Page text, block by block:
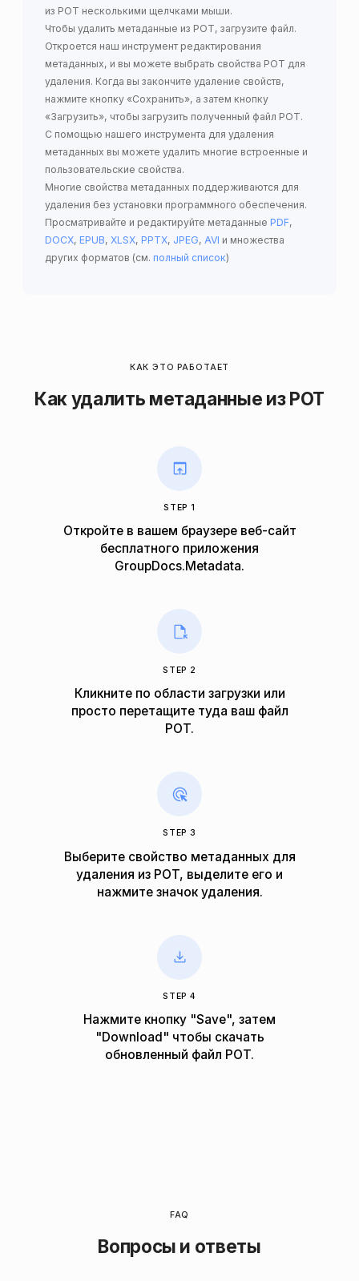
из POT несколькими щелчками мыши.
Чтобы удалить метаданные из POT, загрузите файл.
Откроется наш инструмент редактирования
метаданных, и вы можете выбрать свойства POT для
удаления. Когда вы закончите удаление свойств,
нажмите кнопку «Сохранить», а затем кнопку
«Загрузить», чтобы загрузить полученный файл POT.
С помощью нашего инструмента для удаления
метаданных вы можете удалить многие встроенные и
пользовательские свойства.
Многие свойства метаданных поддерживаются для
удаления без установки программного обеспечения.
Просматривайте и редактируйте метаданные PDF,
DOCX, EPUB, XLSX, PPTX, JPEG, AVI и множества
других форматов (см. полный список)
КАК ЭТО РАБОТАЕТ
Как удалить метаданные из POT
STEP 1
Откройте в вашем браузере веб-сайт
бесплатного приложения
GroupDocs.Metadata.
STEP 2
Кликните по области загрузки или
просто перетащите туда ваш файл
POT.
STEP 3
Выберите свойство метаданных для
удаления из POT, выделите его и
нажмите значок удаления.
STEP 4
Нажмите кнопку "Save", затем
"Download" чтобы скачать
обновленный файл POT.
FAQ
Вопросы и ответы